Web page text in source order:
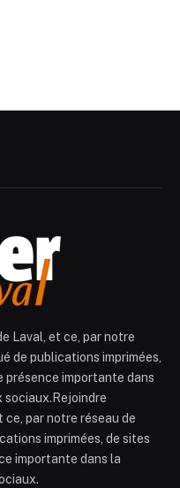
Laval, et ce, par notre
de publications imprimées,
présence importante dans
sociaux.Rejoindre
ce, par notre réseau de
imprimées, de sites
importante dans la